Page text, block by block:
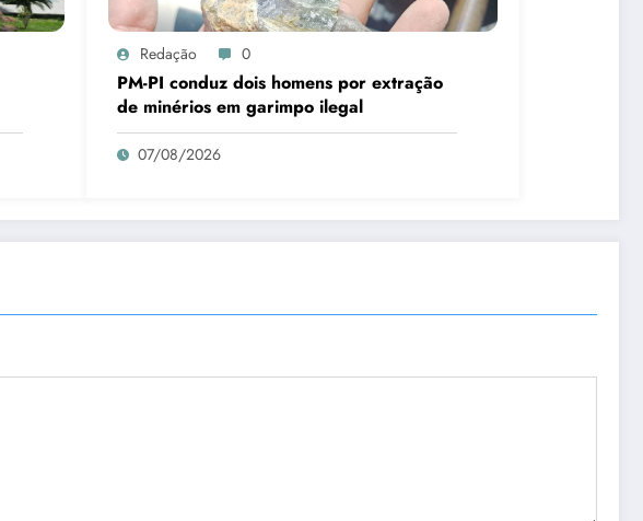
Redação 0
PM-PI conduz dois homens por extração
de minérios em garimpo ilegal
07/08/2026